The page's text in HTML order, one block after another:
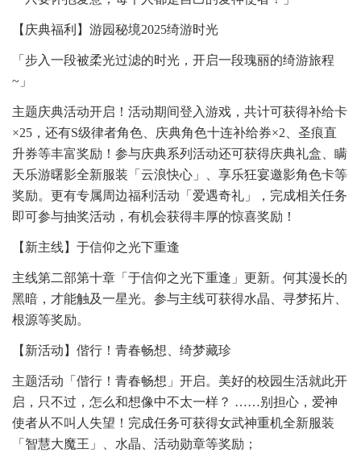
【庆典福利】游园秘境2025绮游时光
「步入一段被柔光过滤的时光，开启一段瑰丽的绮游旅程
~」
主题庆典活动开启！活动期间登入游戏，共计可获得补给卡
×25，还有S级律者角色、庆典角色十连补给券×2、圣痕直
升券等丰富奖励！参与庆典系列活动还可获得庆典礼盒、瞒
天乐游曙影全新服装「云浪快心」、享乐狂宴邀影角色卡等
奖励。更有专属周边福利活动「爱遇奇礼」，完成相关任务
即可参与抽奖活动，有机会获得丰厚的惊喜奖励！
【新主线】于信仰之光下重逢
主线第二部第十章「于信仰之光下重逢」更新。何其漫长的
黑暗，才能触及一星光。参与主线可获得水晶、寻梦拓片、
根源等奖励。
【新活动】偕行！青春畅想、绮梦藏珍
主题活动「偕行！青春畅想」开启。美好的校园生活就此开
启，只不过，怎么和想像中不太一样？ ……别担心，爱神
使者从不叫人失望！完成任务可获得女武神重机全新服装
「智慧大魔王」、水晶、活动勋章等奖励；